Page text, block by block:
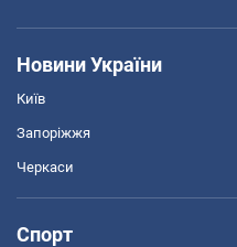
Новини України
Київ
Запоріжжя
Черкаси
Спорт